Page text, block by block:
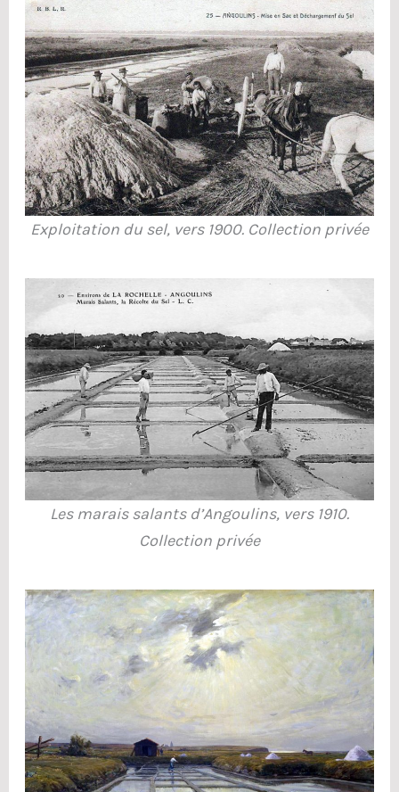
Exploitation du sel, vers 1900. Collection privée
Les marais salants d’Angoulins, vers 1910.
Collection privée